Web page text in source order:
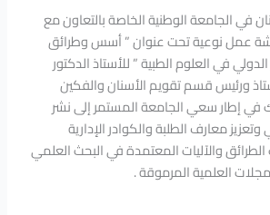
في الجامعة الوطنية الخاصة بالتعاون مع
عمل نوعية تحت عنوان ” أسس وطرائق
في العلوم الطبية ” للأستاذ الدكتور
ورئيس قسم تقويم الأسنان والفكين
إطار سعي الجامعة المستمر إلى نشر
معارف الطلبة والكوادر الإدارية
والآليات المعتمدة في البحث العلمي
العلمية المرموقة .